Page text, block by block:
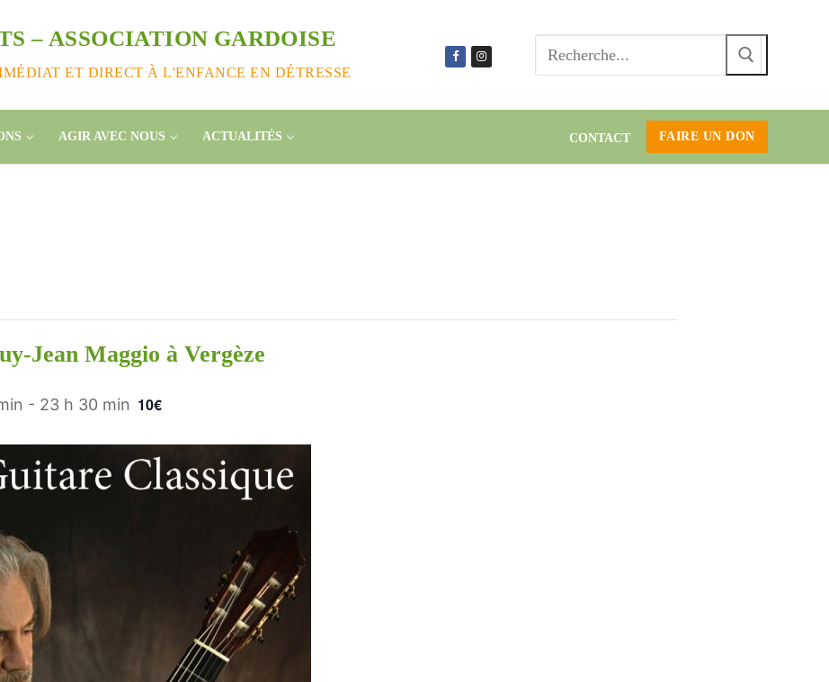
– ASSOCIATION GARDOISE
ET DIRECT À L'ENFANCE EN DÉTRESSE
AGIR AVEC NOUS ACTUALITÉS CONTACT FAIRE UN DON
Jean Maggio à Vergèze
- 23 h 30 min 10€
à Tamatave : mobilisons-nous !
aider nos enfants, nos salariés, nos centres en détresse suite au